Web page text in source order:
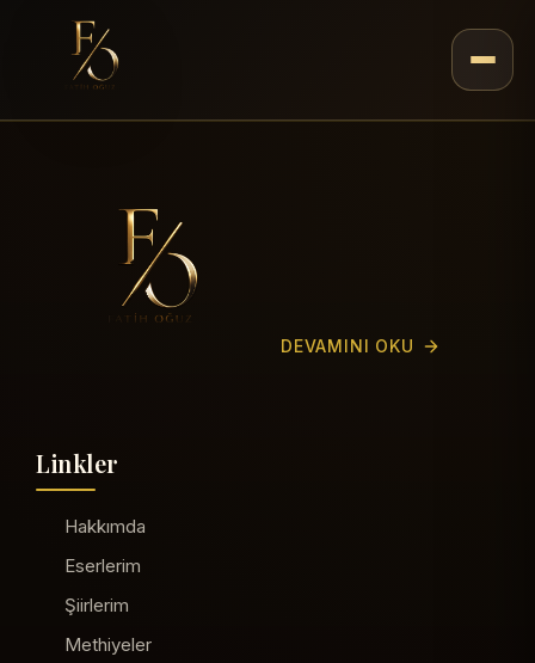
DEVAMINI OKU
Linkler
Hakkımda
Eserlerim
Şiirlerim
Methiyeler